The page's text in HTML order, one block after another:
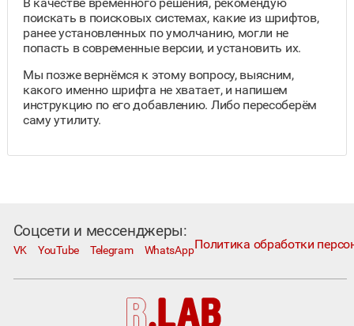
поискать в поисковых системах, какие из шрифтов,
ранее установленных по умолчанию, могли не
попасть в современные версии, и установить их.
Мы позже вернёмся к этому вопросу, выясним,
какого именно шрифта не хватает, и напишем
инструкцию по его добавлению. Либо пересоберём
саму утилиту.
Соцсети и мессенджеры:
VK YouTube Telegram WhatsAppПолитика обработки